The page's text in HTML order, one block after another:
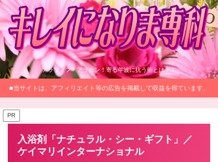
アラフィフ・アラカン！寄る年波に抗う術とは？！
■当サイトは、アフィリエイト等の広告を掲載して収益を得ています。
PR
入浴剤「ナチュラル・シー・ギフト」／
ケイマリインターナショナル